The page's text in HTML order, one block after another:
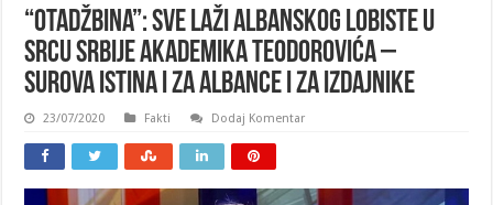
“OTADŽBINA”: Sve laži albanskog lobiste u
srcu Srbije akademika Teodorovića –
SUROVA ISTINA I ZA ALBANCE I ZA IZDAJNIKE
23/07/2020 Fakti Dodaj Komentar